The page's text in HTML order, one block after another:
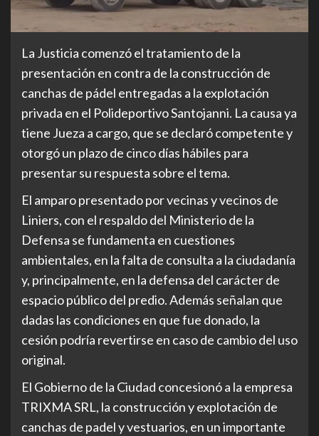
La Justicia comenzó el tratamiento de la
presentación en contra de la construcción de
canchas de pádel entregadas a la explotación
privada en el Polideportivo Santojanni. La causa ya
tiene Jueza a cargo, que se declaró competente y
otorgó un plazo de cinco días hábiles para
presentar su respuesta sobre el tema.
El amparo presentado por vecinas y vecinos de
Liniers, con el respaldo del Ministerio de la
Defensa se fundamenta en cuestiones
ambientales, en la falta de consulta a la ciudadanía
y, principalmente, en la defensa del carácter de
espacio público del predio. Además señalan que
dadas las condiciones en que fue donado, la
cesión podría revertirse en caso de cambio del uso
original.
El Gobierno de la Ciudad concesionó a la empresa
TRIXMA SRL, la construcción y explotación de
canchas de padel y vestuarios, en un importante